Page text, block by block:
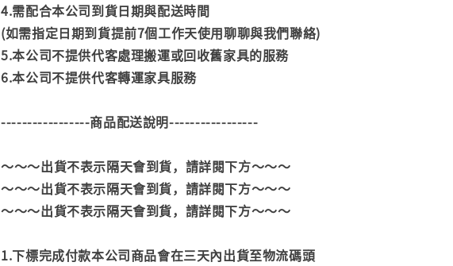
4.需配合本公司到貨日期與配送時間
(如需指定日期到貨提前7個工作天使用聊聊與我們聯絡)
5.本公司不提供代客處理搬運或回收舊家具的服務
6.本公司不提供代客轉運家具服務
-----------------商品配送說明-----------------
～～～出貨不表示隔天會到貨，請詳閱下方～～～
～～～出貨不表示隔天會到貨，請詳閱下方～～～
～～～出貨不表示隔天會到貨，請詳閱下方～～～
1.下標完成付款本公司商品會在三天內出貨至物流碼頭